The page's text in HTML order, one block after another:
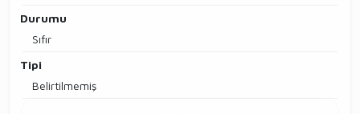
Durumu
Sıfır
Tipi
Belirtilmemiş